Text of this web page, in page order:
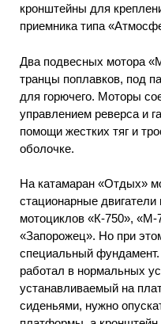
кронштейны для
приемника типа
Два подвесных мотора
транцы поплавков, под
для горючего. Моторы
управлением реверса и
помощи жестких тяг и
оболочке.
На катамаран «Отдых»
стационарные
мотоциклов «К-750»,
«Запорожец». Но при
специальный фундамент.
работал в нормальных
устанавливаемый на
сиденьями, нужно